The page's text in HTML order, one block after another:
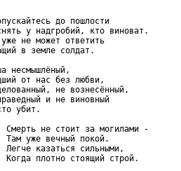
до пошлости
у надгробий, кто виноват.
не может ответить
в земле солдат.
несмышлёный,
от нас без любви,
не вознесённый,
и не виновный
убит.
Смерть не стоит за могилами -
Там уже вечный покой.
Легче казаться сильными,
Когда плотно стоящий строй.